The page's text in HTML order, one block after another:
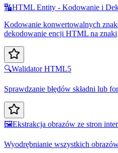
🔣HTML Entity - Kodowanie i
Kodowanie konwertowalnych
dekodowanie encji HTML na znaki
🔍Walidator HTML5
Sprawdzanie błędów składni lub
🖼️Ekstrakcja obrazów ze stron
Wyodrębnianie wszystkich